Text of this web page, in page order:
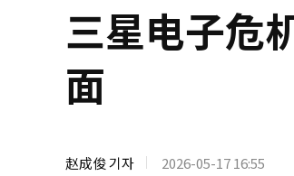
三星电子危
面
赵成俊 기자 2026-05-17 16:55